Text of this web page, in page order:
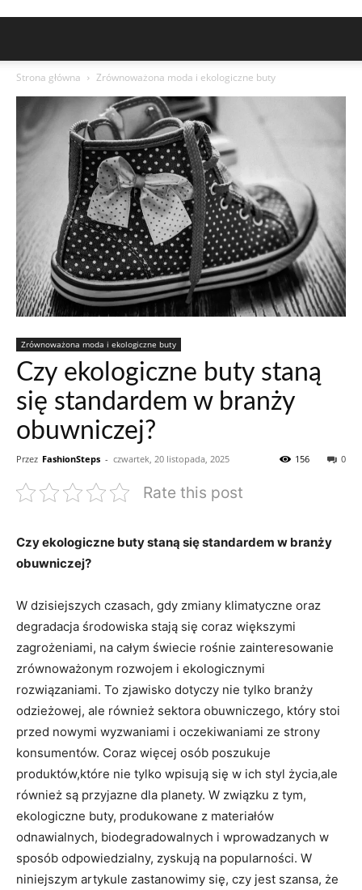
Strona główna Zrównoważona moda i ekologiczne buty
Zrównoważona moda i ekologiczne buty
Czy ekologiczne buty staną
się standardem w branży
obuwniczej?
Przez FashionSteps - czwartek, 20 listopada, 2025 0
156
Rate this post
Czy ekologiczne buty staną się standardem w branży
obuwniczej?
W dzisiejszych czasach, gdy ⁢zmiany klimatyczne oraz
degradacja ‍środowiska stają się coraz większymi
zagrożeniami, na całym ​świecie rośnie zainteresowanie
zrównoważonym rozwojem ​i ekologicznymi
rozwiązaniami. To⁢ zjawisko dotyczy nie ⁣tylko branży
odzieżowej, ale również sektora ‍obuwniczego, który stoi
przed nowymi wyzwaniami ‍i oczekiwaniami ze strony
konsumentów. Coraz więcej ​osób poszukuje
produktów,które nie tylko wpisują się w ich styl życia,ale
⁢również ​są przyjazne ‍dla planety. W ⁣związku z​ tym,
ekologiczne⁣ buty, produkowane z materiałów
odnawialnych,⁢ biodegradowalnych i‍ wprowadzanych w
sposób odpowiedzialny,⁣ zyskują na ​popularności. W
niniejszym artykule​ zastanowimy się, czy jest szansa, że